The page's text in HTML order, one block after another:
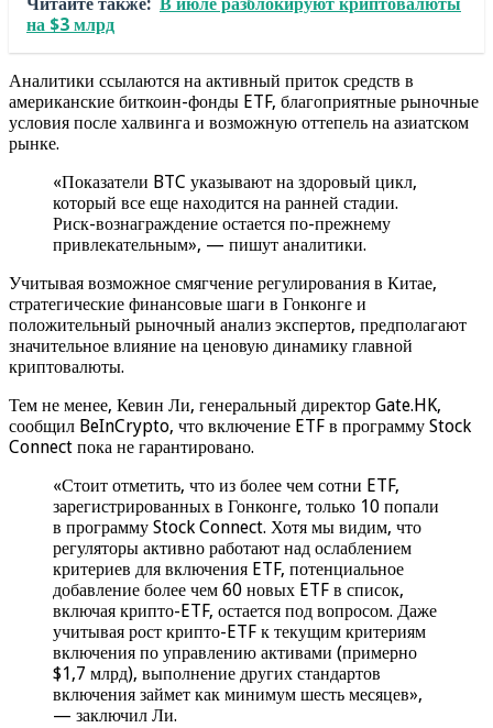
Читайте также: В июле разблокируют криптовалюты
на $3 млрд
Аналитики ссылаются на активный приток средств в
американские биткоин-фонды ETF, благоприятные рыночные
условия после халвинга и возможную оттепель на азиатском
рынке.
«Показатели BTC указывают на здоровый цикл,
который все еще находится на ранней стадии.
Риск-вознаграждение остается по-прежнему
привлекательным», — пишут аналитики.
Учитывая возможное смягчение регулирования в Китае,
стратегические финансовые шаги в Гонконге и
положительный рыночный анализ экспертов, предполагают
значительное влияние на ценовую динамику главной
криптовалюты.
Тем не менее, Кевин Ли, генеральный директор Gate.HK,
сообщил BeInCrypto, что включение ETF в программу Stock
Connect пока не гарантировано.
«Стоит отметить, что из более чем сотни ETF,
зарегистрированных в Гонконге, только 10 попали
в программу Stock Connect. Хотя мы видим, что
регуляторы активно работают над ослаблением
критериев для включения ETF, потенциальное
добавление более чем 60 новых ETF в список,
включая крипто-ETF, остается под вопросом. Даже
учитывая рост крипто-ETF к текущим критериям
включения по управлению активами (примерно
$1,7 млрд), выполнение других стандартов
включения займет как минимум шесть месяцев»,
— заключил Ли.